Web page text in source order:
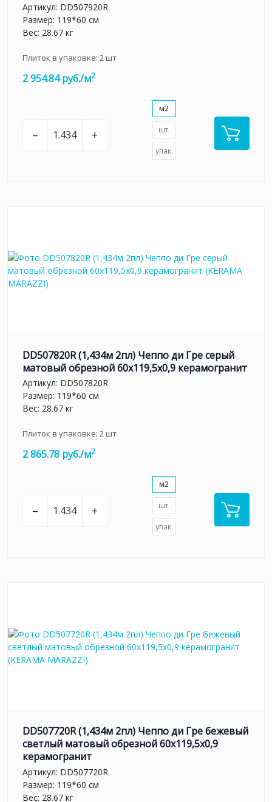
Артикул: DD507920R
Размер: 119*60 см
Вес: 28.67 кг
Плиток в упаковке: 2шт
2 954.84 руб./м2
– +
м2
шт.
упак.
DD507820R (1,434м 2пл) Чеппо ди Гре серый
матовый обрезной 60x119,5x0,9 керамогранит
Артикул: DD507820R
Размер: 119*60 см
Вес: 28.67 кг
Плиток в упаковке: 2шт
2 865.78 руб./м2
– +
м2
шт.
упак.
DD507720R (1,434м 2пл) Чеппо ди Гре бежевый
светлый матовый обрезной 60x119,5x0,9
керамогранит
Артикул: DD507720R
Размер: 119*60 см
Вес: 28.67 кг